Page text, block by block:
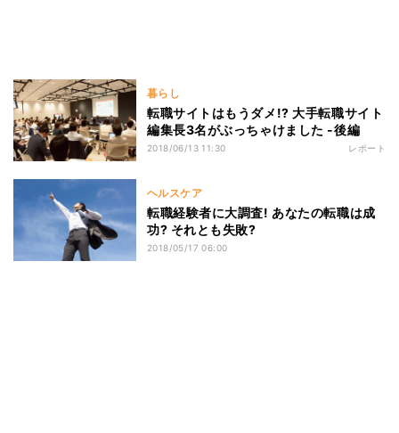
暮らし
転職サイトはもうダメ!? 大手転職サイト
編集長3名がぶっちゃけました -後編
2018/06/13 11:30 レポート
ヘルスケア
転職経験者に大調査! あなたの転職は成
功? それとも失敗?
2018/05/17 06:00